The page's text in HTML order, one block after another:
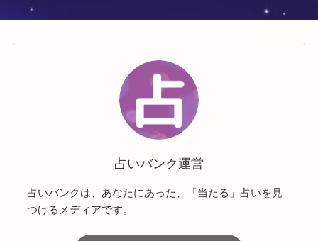
占いバンク運営
占いバンクは、あなたにあった、「当たる」占いを見
つけるメディアです。